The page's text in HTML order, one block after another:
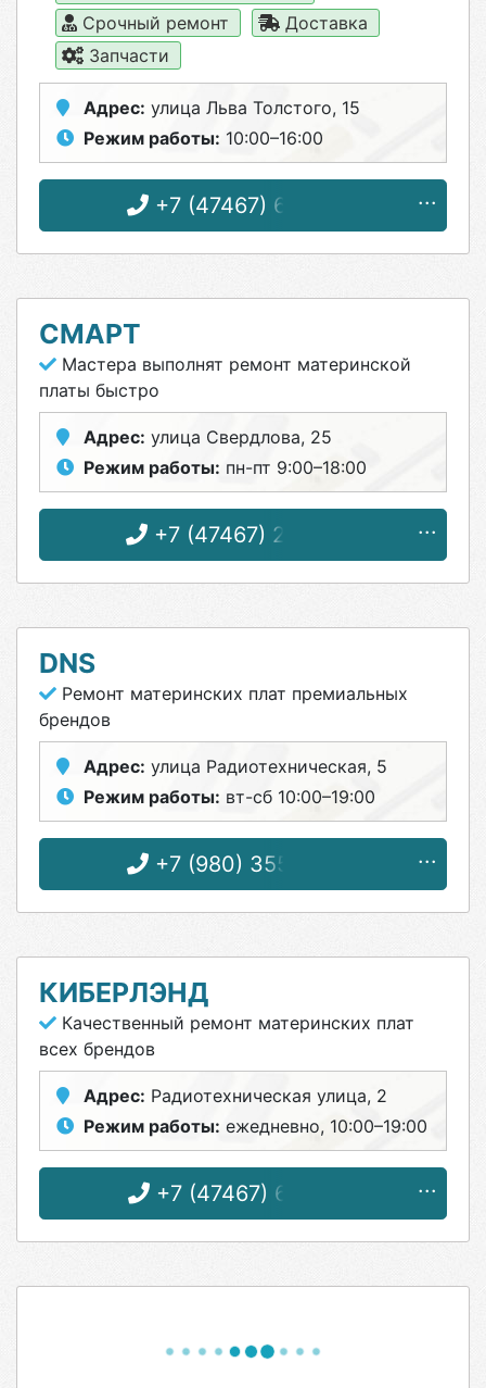
Срочный ремонт
Доставка
Запчасти
Адрес: улица Льва Толстого, 15
Режим работы: 10:00–16:00
+7 (47467) 6-08-32
СМАРТ
Мастера выполнят ремонт материнской
платы быстро
Адрес: улица Свердлова, 25
Режим работы: пн-пт 9:00–18:00
+7 (47467) 2-84-00
DNS
Ремонт материнских плат премиальных
брендов
Адрес: улица Радиотехническая, 5
Режим работы: вт-сб 10:00–19:00
+7 (980) 355-62-26
КИБЕРЛЭНД
Качественный ремонт материнских плат
всех брендов
Адрес: Радиотехническая улица, 2
Режим работы: ежедневно, 10:00–19:00
+7 (47467) 6-89-66